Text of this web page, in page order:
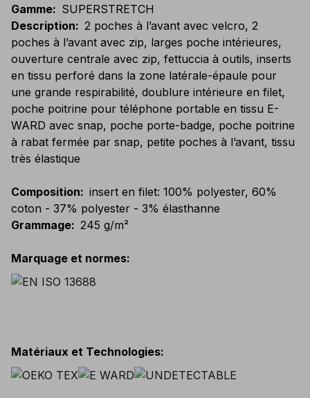
Gamme: SUPERSTRETCH
Description: 2 poches à l’avant avec velcro, 2
poches à l’avant avec zip, larges poche intérieures,
ouverture centrale avec zip, fettuccia à outils, inserts
en tissu perforé dans la zone latérale-épaule pour
une grande respirabilité, doublure intérieure en filet,
poche poitrine pour téléphone portable en tissu E-
WARD avec snap, poche porte-badge, poche poitrine
à rabat fermée par snap, petite poches à l’avant, tissu
très élastique
Composition: insert en filet: 100% polyester, 60%
coton - 37% polyester - 3% élasthanne
Grammage: 245 g/m²
Marquage et normes:
Matériaux et Technologies: